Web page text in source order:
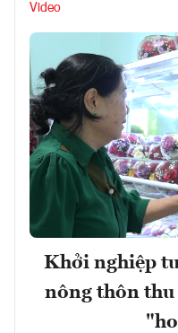
Video
Khởi nghiệp
nông thôn